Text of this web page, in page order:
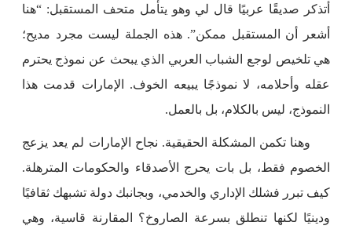
أتذكر صديقًا عربيًا قال لي وهو يتأمل متحف المستقبل: “هنا
أشعر أن المستقبل ممكن”. هذه الجملة ليست مجرد مديح؛
هي تلخيص لوجع الشباب العربي الذي يبحث عن نموذج يحترم
عقله وأحلامه، لا نموذجًا يبيعه الخوف. الإمارات قدمت هذا
النموذج، ليس بالكلام، بل بالعمل.
وهنا تكمن المشكلة الحقيقية. نجاح الإمارات لم يعد يزعج
الخصوم فقط، بل بات يحرج الأصدقاء والحكومات المترهلة.
كيف تبرر فشلك الإداري والخدمي، وبجانبك دولة تشبهك ثقافيًا
ودينيًا لكنها تنطلق بسرعة الصاروخ؟ المقارنة قاسية، وهي